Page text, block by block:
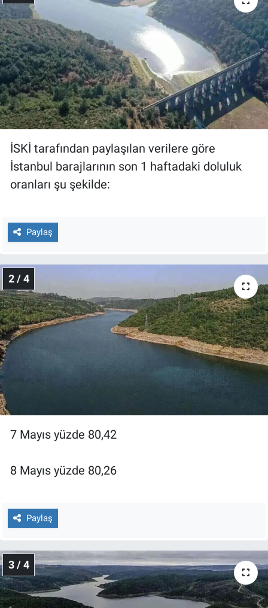
İSKİ tarafından paylaşılan verilere göre
İstanbul barajlarının son 1 haftadaki doluluk
oranları şu şekilde:
Paylaş
2 / 4
7 Mayıs yüzde 80,42
8 Mayıs yüzde 80,26
Paylaş
3 / 4
Gündem Özel
Günün görüntüsü
Haber
İlan
Kimdir
Koronavirüs
Ne demişti
Popüler
Programlar
Yerel Gündem
Canlı Yayın